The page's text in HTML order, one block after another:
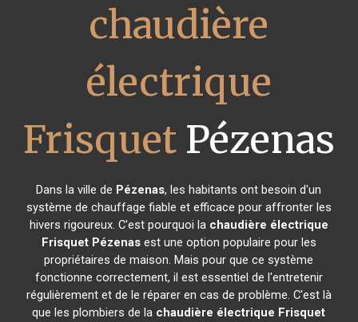
chaudière
électrique
FrisquetPézenas
Dans la ville de Pézenas, les habitants ont besoin d'un
système de chauffage fiable et efficace pour affronter les
hivers rigoureux. C'est pourquoi la chaudière électrique
Frisquet Pézenasest une option populaire pour les
propriétaires de maison. Mais pour que ce système
fonctionne correctement, il est essentiel de l'entretenir
régulièrement et de le réparer en cas de problème. C'est là
que les plombiers de la chaudière électrique Frisquet